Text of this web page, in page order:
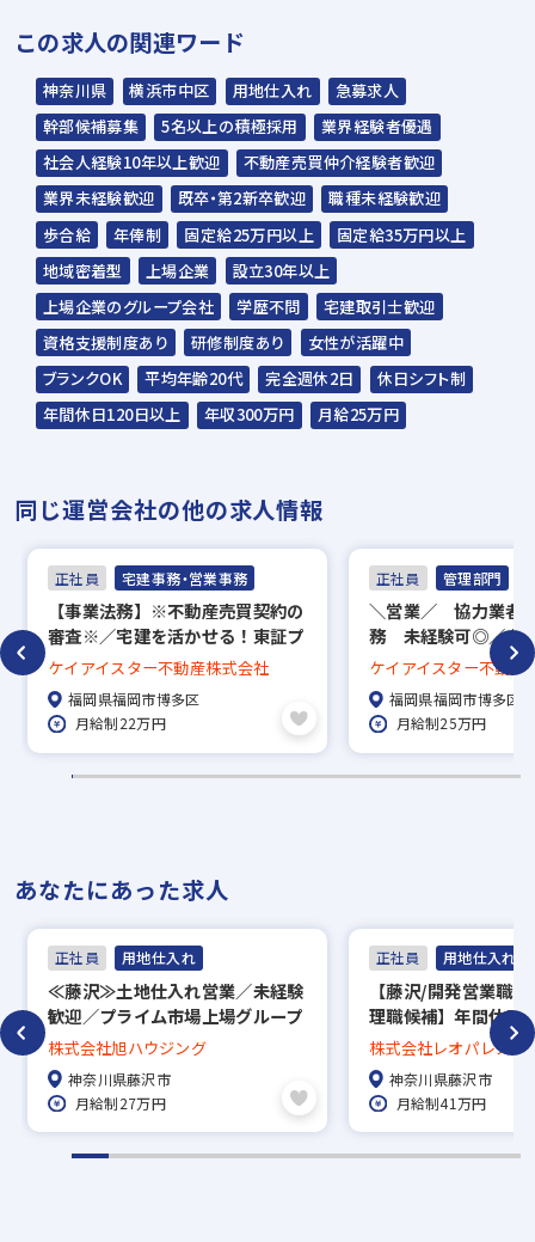
▼
内定
☆ご応募から内定までは3～4週間を予定。
☆入社時期は相談に応じます。現在、在職中
の方も積極的にご応募ください。
☆応募の秘密は厳守いたします。
グッドデザイン賞・キ
ッズ賞などの受賞をし
ているケイアイの住
宅。 デザインだけでな
く、品質やお値段にも
2023年 第17回 キッ
ズデザイン賞 受賞！
「小路の小町
komichi no Komachi」
2023年 第17回 キッ
ズデザイン賞 受賞！
「みんなの交差庭（こ
うさてい）」
この求人の関連ワード
神奈川県 横浜市中区 用地仕入れ
急募求人
幹部候補募集
5名以上の積極採用
業界経験者優遇
社会人経験10年以上歓迎
不動産売買仲介経験者歓迎
業界未経験歓迎
既卒・第2新卒歓迎
職種未経験歓迎
歩合給
年俸制 固定給25万円以上
固定給35万円以上
地域密着型
上場企業
設立30年以上
上場企業のグループ会社
学歴不問
宅建取引士歓迎
資格支援制度あり
研修制度あり
女性が活躍中
ブランクOK
平均年齢20代 完全週休2日
休日シフト制
年間休日120日以上
年収300万円 月給25万円
同じ運営会社の他の求人情報
正社員 宅建事務・営業事務
【事業法務】※不動産売買契約の
審査※／宅建を活かせる！東証プ
ライム市場上場企業／年間休日
115日／福利厚生充実◎
ケイアイスター不動産株式会社
福岡県福岡市博多区
月給制22万円
正社員 管理部門
＼営業／ 協力業者
務 未経験可◎／土
休日120日／インセ
ケイアイスター不動産
福岡県福岡市博多区
月給制25万円
あなたにあった求人
正社員 用地仕入れ
≪藤沢≫土地仕入れ営業／未経験
歓迎／プライム市場上場グループ
／完全週休2日制／福利厚生充実
／IT積極活用で業務効率UP
株式会社旭ハウジング
神奈川県藤沢市
月給制27万円
正社員 用地仕入れ
【藤沢/開発営業職(
理職候補】年間休日
生充実
株式会社レオパレス21
神奈川県藤沢市
月給制41万円